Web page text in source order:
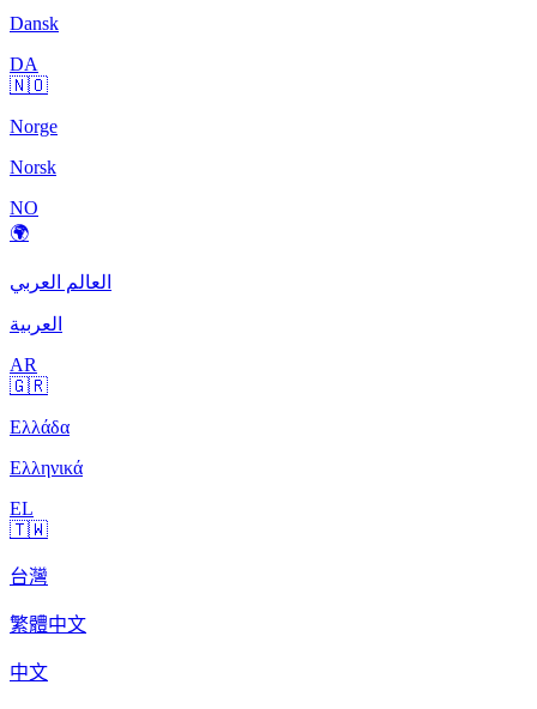
Dansk
DA
🇳🇴
Norge
Norsk
NO
🌍
العالم العربي
العربية
AR
🇬🇷
Ελλάδα
Ελληνικά
EL
🇹🇼
台灣
繁體中文
中文